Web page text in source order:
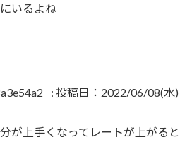
いるよね
: 投稿日：2022/06/08(水)
が上手くなってレートが上がると